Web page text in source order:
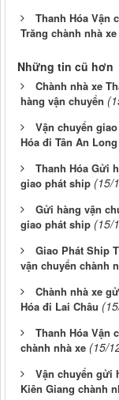
Thanh Hóa Vận
Trăng chành nhà xe
Những tin cũ hơn
Chành nhà xe
hàng vận chuyển
Vận chuyển
Hóa đi Tân An
Thanh Hóa Gửi
giao phát ship (15/
Gửi hàng vận
giao phát ship (15/
Giao Phát Ship
vận chuyển chành
Chành nhà xe
Hóa đi Lai Châu
Thanh Hóa Vận
chành nhà xe (15/
Vận chuyển gửi
Kiên Giang chành